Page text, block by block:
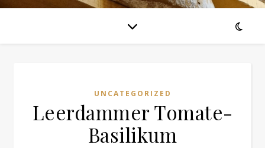
UNCATEGORIZED
Leerdammer Tomate-
Basilikum